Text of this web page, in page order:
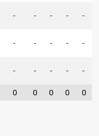
- - - - -
- - - - -
- - - - -
0 0 0 0 0